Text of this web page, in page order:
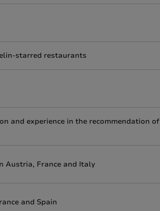
starred restaurants
and experience in the recommendation of
Austria, France and Italy
and Spain